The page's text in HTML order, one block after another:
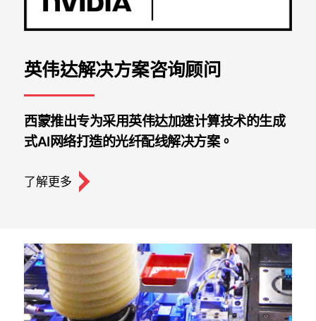
英伟达解决方案咨询顾问
西蒙推出专为采用英伟达加速计算技术的生成
式AI网络打造的光纤配线解决方案。
了解更多